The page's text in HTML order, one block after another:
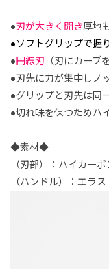
●刃が大きく開き厚地
●ソフトグリップで握
●円線刃 （刃にカーブ
●刃先に力が集中しノ
●グリップと刃先は同
●切れ味を保つためハ
◆素材◆
（刃部）：ハイカー
（ハンドル）：エラ